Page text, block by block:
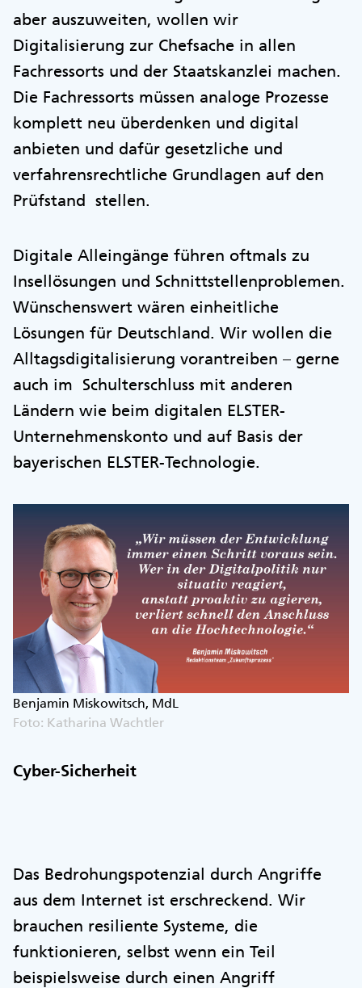
aber auszuweiten, wollen wir
Digitalisierung zur Chefsache in allen
Fachressorts und der Staatskanzlei machen.
Die Fachressorts müssen analoge Prozesse
komplett neu überdenken und digital
anbieten und dafür gesetzliche und
verfahrensrechtliche Grundlagen auf den
Prüfstand stellen.
Digitale Alleingänge führen oftmals zu
Insellösungen und Schnittstellenproblemen.
Wünschenswert wären einheitliche
Lösungen für Deutschland. Wir wollen die
Alltagsdigitalisierung vorantreiben – gerne
auch im Schulterschluss mit anderen
Ländern wie beim digitalen ELSTER-
Unternehmenskonto und auf Basis der
bayerischen ELSTER-Technologie.
Benjamin Miskowitsch, MdL
Foto: Katharina Wachtler
Cyber-Sicherheit
Das Bedrohungspotenzial durch Angriffe
aus dem Internet ist erschreckend. Wir
brauchen resiliente Systeme, die
funktionieren, selbst wenn ein Teil
beispielsweise durch einen Angriff